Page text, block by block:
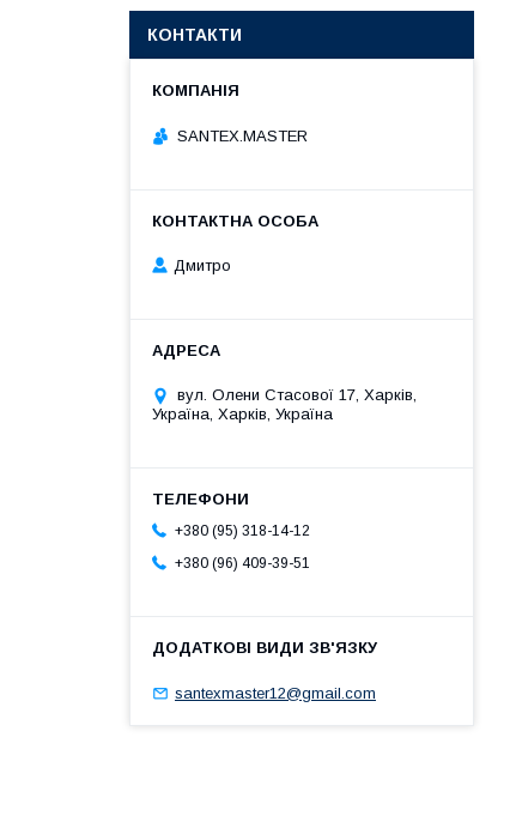
КОНТАКТИ
SANTEX.MASTER
Дмитро
вул. Олени Стасової 17, Харків,
Україна, Харків, Україна
+380 (95) 318-14-12
+380 (96) 409-39-51
santexmaster12@gmail.com